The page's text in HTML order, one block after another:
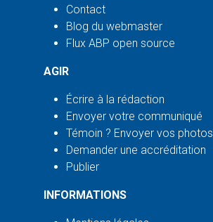
Contact
Blog du webmaster
Flux ABP open source
AGIR
Écrire à la rédaction
Envoyer votre communiqué
Témoin ? Envoyer vos photos
Demander une accréditation
Publier
INFORMATIONS